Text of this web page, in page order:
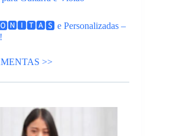
e Personalizadas –
>>